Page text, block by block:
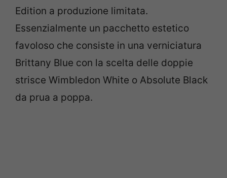
Edition a produzione limitata.
Essenzialmente un pacchetto estetico
favoloso che consiste in una verniciatura
Brittany Blue con la scelta delle doppie
strisce Wimbledon White o Absolute Black
da prua a poppa.